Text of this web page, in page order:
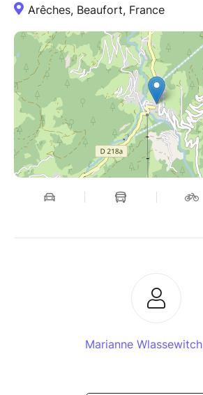
Arêches, Beaufort, France
Marianne Wlassewitch